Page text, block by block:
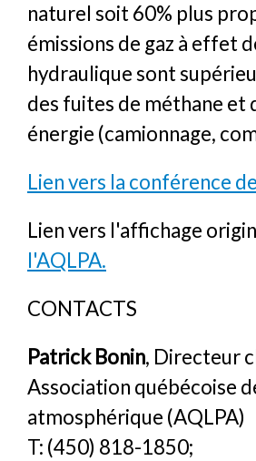
naturel soit 60% plus
émissions de gaz à effet
hydraulique sont
des fuites de méthane et
énergie (camionnage,
Lien vers la conférence
Lien vers l'affichage
l'AQLPA.
CONTACTS
Patrick Bonin, Directeur
Association québécoise
atmosphérique (AQLPA)
T: (450) 818-1850;